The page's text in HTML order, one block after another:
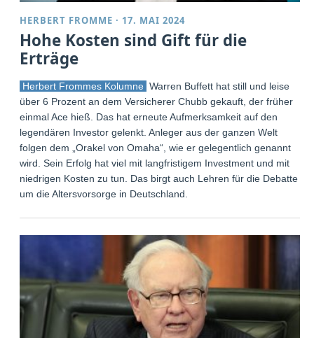
HERBERT FROMME · 17. MAI 2024
Hohe Kosten sind Gift für die
Erträge
Herbert Frommes Kolumne Warren Buffett hat still und leise
über 6 Prozent an dem Versicherer Chubb gekauft, der früher
einmal Ace hieß. Das hat erneute Aufmerksamkeit auf den
legendären Investor gelenkt. Anleger aus der ganzen Welt
folgen dem „Orakel von Omaha“, wie er gelegentlich genannt
wird. Sein Erfolg hat viel mit langfristigem Investment und mit
niedrigen Kosten zu tun. Das birgt auch Lehren für die Debatte
um die Altersvorsorge in Deutschland.